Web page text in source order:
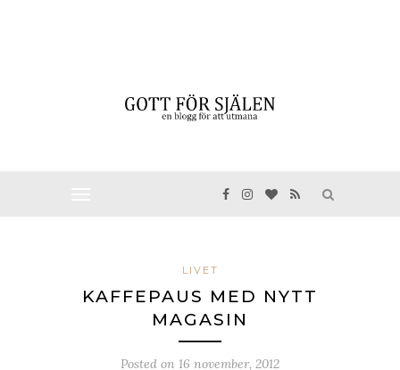
LIVET
KAFFEPAUS MED NYTT
MAGASIN
Posted on 16 november, 2012